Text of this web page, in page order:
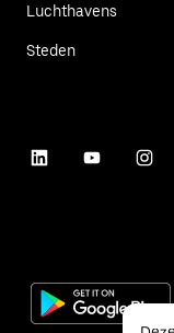
Luchthavens
Steden